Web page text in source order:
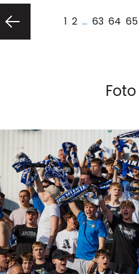
1 2 … 63 64 65
Foto